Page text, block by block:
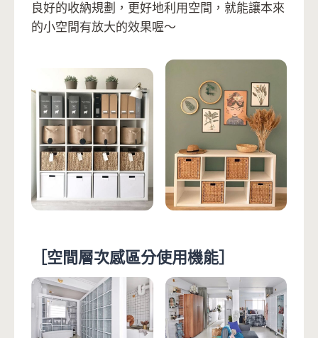
良好的收納規劃，更好地利用空間，就能讓本來
的小空間有放大的效果喔～
［空間層次感區分使用機能］